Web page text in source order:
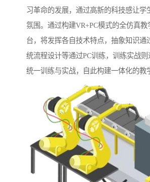
习革命的发展，通过高新的科技感让学
氛围。通过构建VR+PC模式的全仿真
台，将发挥各自技术特点，抽象知识通
统流程设计等通过PC训练，训练实战
统一训练与实战，自此构建一体化的教